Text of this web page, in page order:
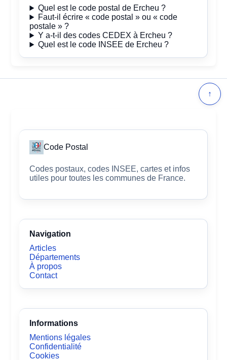
Quel est le code postal de Ercheu ?
Faut-il écrire « code postal » ou « code
postale » ?
Y a-t-il des codes CEDEX à Ercheu ?
Quel est le code INSEE de Ercheu ?
↑
Code Postal
Codes postaux, codes INSEE, cartes et infos
utiles pour toutes les communes de France.
Navigation
Articles
Départements
À propos
Contact
Informations
Mentions légales
Confidentialité
Cookies